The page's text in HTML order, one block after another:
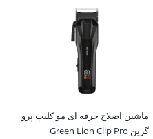
ماشین اصلاح حرفه ای مو کلیپ پرو
گرین Green Lion Clip Pro